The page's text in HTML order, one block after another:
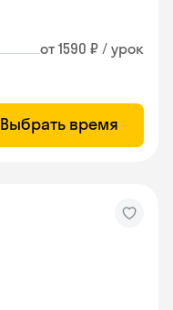
от 1590 ₽ / урок
Выбрать время